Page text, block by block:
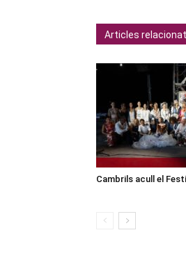
Articles
Cambrils acull el